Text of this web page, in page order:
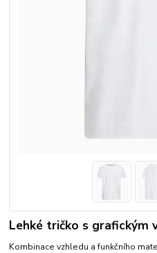
Lehké tričko s grafickým
Kombinace vzhledu a funkčního